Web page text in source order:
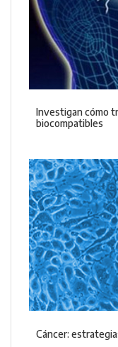
Investigan cómo
biocompatibles
Cáncer: